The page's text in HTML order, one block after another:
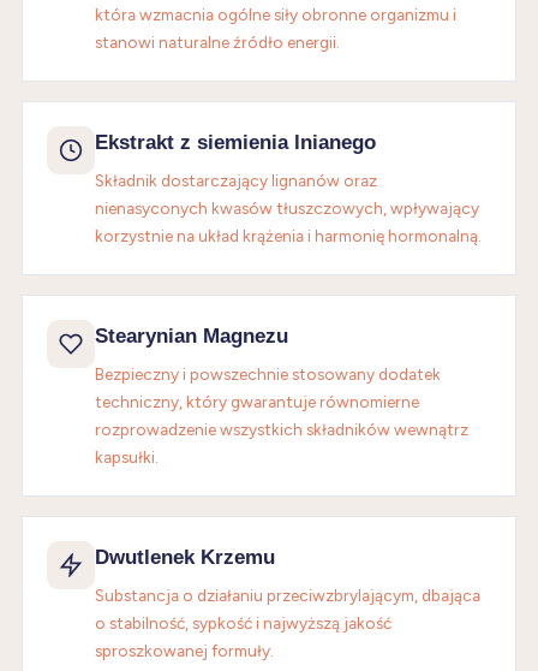
która wzmacnia ogólne siły obronne organizmu i
stanowi naturalne źródło energii.
Ekstrakt z siemienia lnianego
Składnik dostarczający lignanów oraz
nienasyconych kwasów tłuszczowych, wpływający
korzystnie na układ krążenia i harmonię hormonalną.
Stearynian Magnezu
Bezpieczny i powszechnie stosowany dodatek
techniczny, który gwarantuje równomierne
rozprowadzenie wszystkich składników wewnątrz
kapsułki.
Dwutlenek Krzemu
Substancja o działaniu przeciwzbrylającym, dbająca
o stabilność, sypkość i najwyższą jakość
sproszkowanej formuły.